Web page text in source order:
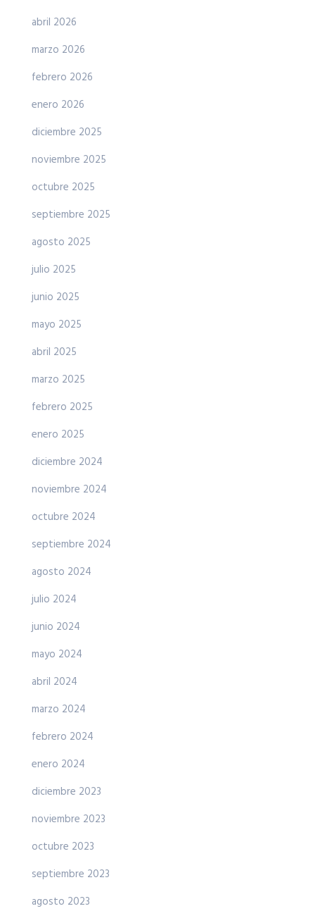
abril 2026
marzo 2026
febrero 2026
enero 2026
diciembre 2025
noviembre 2025
octubre 2025
septiembre 2025
agosto 2025
julio 2025
junio 2025
mayo 2025
abril 2025
marzo 2025
febrero 2025
enero 2025
diciembre 2024
noviembre 2024
octubre 2024
septiembre 2024
agosto 2024
julio 2024
junio 2024
mayo 2024
abril 2024
marzo 2024
febrero 2024
enero 2024
diciembre 2023
noviembre 2023
octubre 2023
septiembre 2023
agosto 2023